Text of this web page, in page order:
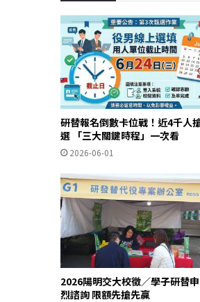
研替報名倒數卡位戰！近4千人
選 「三大關鍵時程」一次看
2026-06-01
2026陽明交大校徵／學子研替
烈諮詢 限額先搶先贏